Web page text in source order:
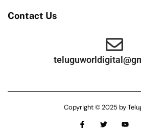
Contact Us
Copyright © 2025 by